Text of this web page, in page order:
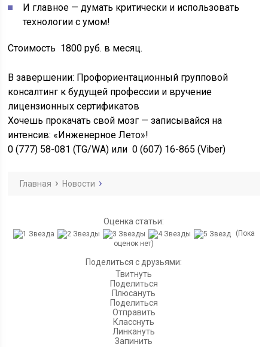
И главное — думать критически и использовать
технологии с умом!
Стоимость 1800 руб. в месяц.
В завершении: Профориентационный групповой
консалтинг к будущей профессии и вручение
лицензионных сертификатов
Хочешь прокачать свой мозг — записывайся на
интенсив: «Инженерное Лето»!
0 (777) 58-081 (TG/WA) или 0 (607) 16-865 (Viber)
Главная Новости
Оценка статьи:
(Пока
оценок нет)
Поделиться с друзьями:
Твитнуть
Поделиться
Плюсануть
Поделиться
Отправить
Класснуть
Линкануть
Запинить